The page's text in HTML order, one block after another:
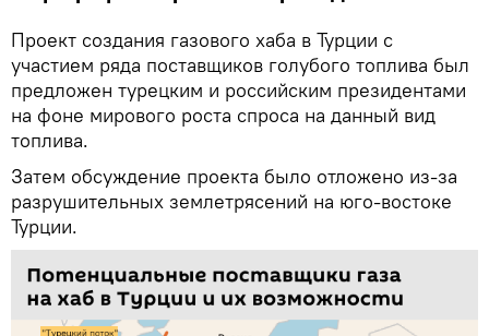
Проект создания газового хаба в Турции с
участием ряда поставщиков голубого топлива был
предложен турецким и российским президентами
на фоне мирового роста спроса на данный вид
топлива.
Затем обсуждение проекта было отложено из-за
разрушительных землетрясений на юго-востоке
Турции.